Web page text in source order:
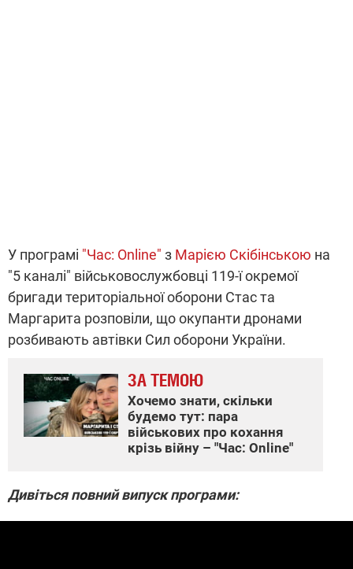
У програмі "Час: Online" з Марією Скібінською на
"5 каналі" військовослужбовці 119-ї окремої
бригади територіальної оборони Стас та
Маргарита розповіли, що окупанти дронами
розбивають автівки Сил оборони України.
ЗА ТЕМОЮ
Хочемо знати, скільки
будемо тут: пара
військових про кохання
крізь війну – "Час: Online"
Дивіться повний випуск програми: